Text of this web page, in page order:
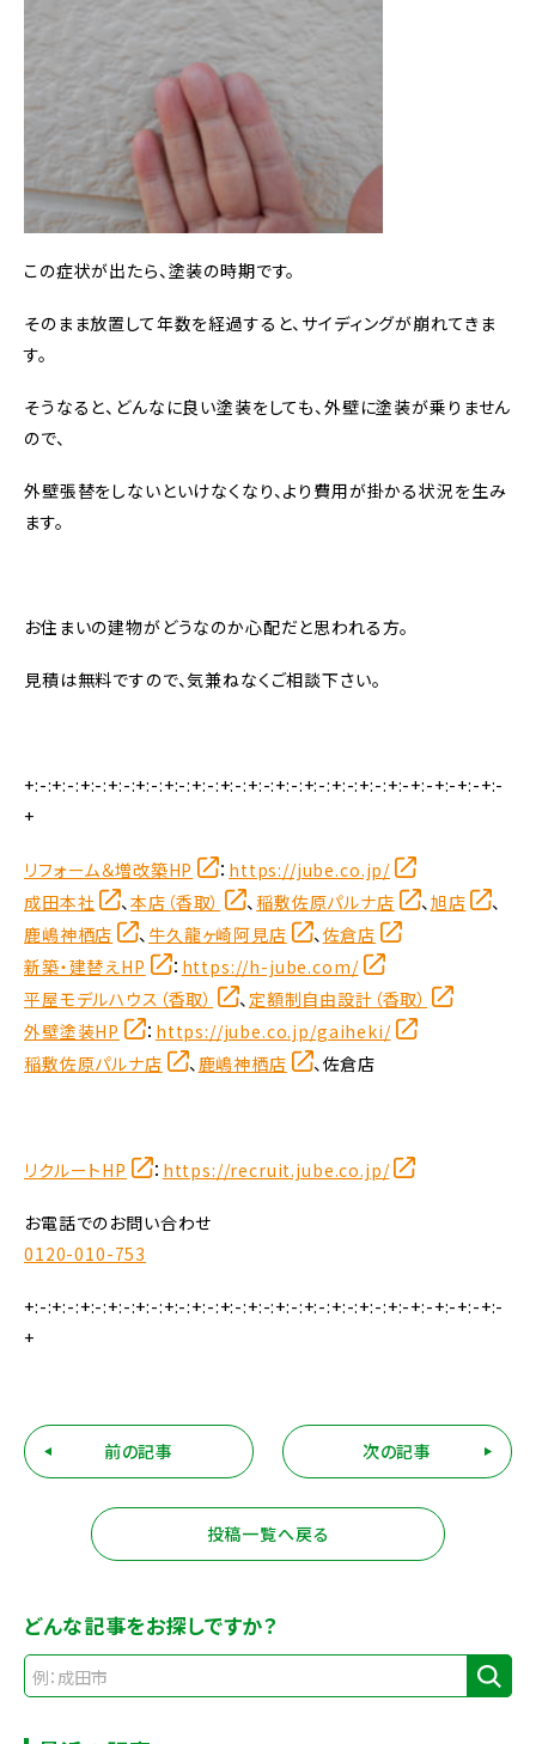
この症状が出たら、塗装の時期です。
そのまま放置して年数を経過すると、サイディングが崩れてきま
す。
そうなると、どんなに良い塗装をしても、外壁に塗装が乗りません
ので、
外壁張替をしないといけなくなり、より費用が掛かる状況を生み
ます。
お住まいの建物がどうなのか心配だと思われる方。
見積は無料ですので、気兼ねなくご相談下さい。
+:-:+:-:+:-:+:-:+:-:+:-:+:-:+:-:+:-:+:-:+:-:+:-:+:-:+:-+:-+:-+:-+:-
+
リフォーム＆増改築HP ： https://jube.co.jp/
成田本社
、本店（香取） 、 稲敷佐原パルナ店 、旭店
、
鹿嶋神栖店
、 牛久龍ヶ崎阿見店 、佐倉店
新築・建替えHP
： https://h-jube.com/
平屋モデルハウス（香取）
、 定額制自由設計（香取）
外壁塗装HP
： https://jube.co.jp/gaiheki/
稲敷佐原パルナ店
、鹿嶋神栖店 、佐倉店
リクルートHP ： https://recruit.jube.co.jp/
お電話でのお問い合わせ
0120-010-753
+:-:+:-:+:-:+:-:+:-:+:-:+:-:+:-:+:-:+:-:+:-:+:-:+:-:+:-+:-+:-+:-+:-
+
前の記事
投稿一覧へ戻る
次の記事
どんな記事をお探しですか？